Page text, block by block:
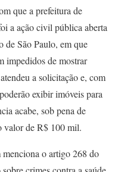
que a prefeitura de
a ação civil pública aberta
de São Paulo, em que
impedidos de mostrar
a solicitação e, com
exibir imóveis para
acabe, sob pena de
valor de R$ 100 mil.
o artigo 268 do